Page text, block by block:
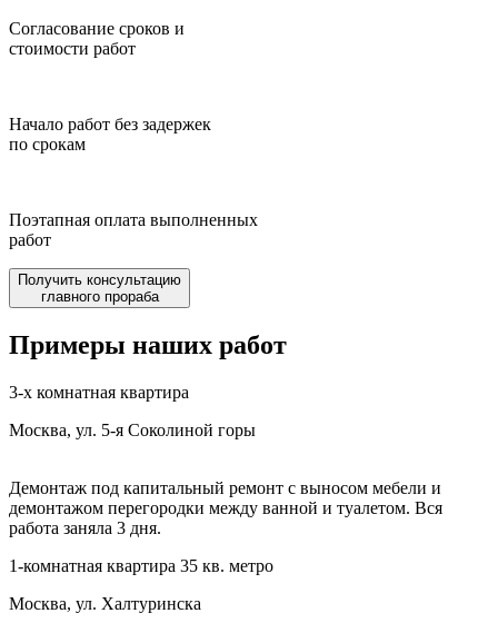
Согласование сроков и
стоимости работ
Начало работ без задержек
по срокам
Поэтапная оплата выполненных
работ
Получить консультацию
главного прораба
Примеры наших работ
3-х комнатная квартира
Москва, ул. 5-я Соколиной горы
Демонтаж под капитальный ремонт с выносом мебели и
демонтажом перегородки между ванной и туалетом. Вся
работа заняла 3 дня.
1-комнатная квартира 35 кв. метро
Москва, ул. Халтуринска